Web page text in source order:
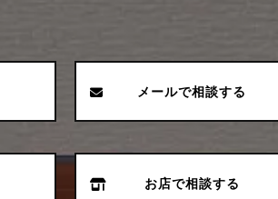
メールで相談する
お店で相談する